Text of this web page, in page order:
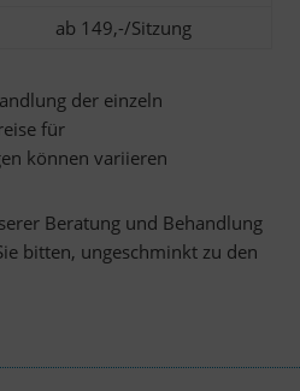
ab 149,-/Sitzung
der einzeln
für
können variieren
Beratung und Behandlung
bitten, ungeschminkt zu den